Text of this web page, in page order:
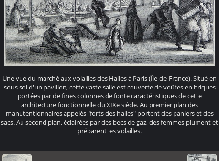
Une vue du marché aux volailles des Halles à Paris (Île-de-France). Situé en
sous sol d'un pavillon, cette vaste salle est couverte de voûtes en briques
portées par de fines colonnes de fonte caractéristiques de cette
architecture fonctionnelle du XIXe siècle. Au premier plan des
manutentionnaires appelés "forts des halles" portent des paniers et des
sacs. Au second plan, éclairées par des becs de gaz, des femmes plument et
préparent les volailles.